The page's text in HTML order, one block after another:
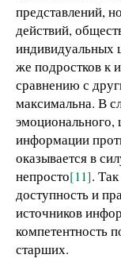
представлений,
действий,
индивидуальных
же подростков к
сравнению с
максимальна. В
эмоционального,
информации
оказывается в
непросто[11].
доступность и
источников
компетентность
старших.